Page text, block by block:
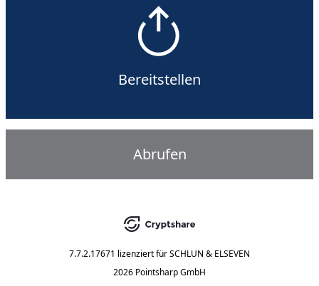
Bereitstellen
Abrufen
7.7.2.17671 lizenziert fürSCHLUN & ELSEVEN
2026 Pointsharp GmbH